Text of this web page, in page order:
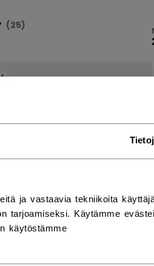
ja vastaavia tekniikoita
tarjoamiseksi. Käytämme
käytöstämme
(25)